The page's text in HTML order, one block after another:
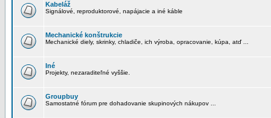
Kabeláž
Signálové, reproduktorové, napájacie a iné káble
Mechanické konštrukcie
Mechanické diely, skrinky, chladiče, ich výroba, opracovanie, kúpa, atď ...
Iné
Projekty, nezaraditeľné vyššie.
Groupbuy
Samostatné fórum pre dohadovanie skupinových nákupov ...